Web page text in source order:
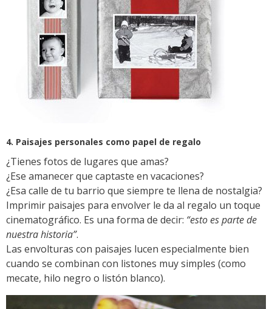
4. Paisajes personales como papel de regalo
¿Tienes fotos de lugares que amas?
¿Ese amanecer que captaste en vacaciones?
¿Esa calle de tu barrio que siempre te llena de nostalgia?
Imprimir paisajes para envolver le da al regalo un toque
cinematográfico. Es una forma de decir: “esto es parte de
nuestra historia”.
Las envolturas con paisajes lucen especialmente bien
cuando se combinan con listones muy simples (como
mecate, hilo negro o listón blanco).